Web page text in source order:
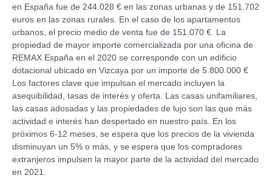
en España fue de 244.028 € en las zonas urbanas y de 151.702
euros en las zonas rurales. En el caso de los apartamentos
urbanos, el precio medio de venta fue de 151.070 €. La
propiedad de mayor importe comercializada por una oficina de
REMAX España en el 2020 se corresponde con un edificio
dotacional ubicado en Vizcaya por un importe de 5.800.000 €
Los factores clave que impulsan el mercado incluyen la
asequibilidad, tasas de interés y oferta. Las casas unifamiliares,
las casas adosadas y las propiedades de lujo son las que más
actividad e interés han despertado en nuestro país. En los
próximos 6-12 meses, se espera que los precios de la vivienda
disminuyan un 5% o más, y se espera que los compradores
extranjeros impulsen la mayor parte de la actividad del mercado
en 2021.